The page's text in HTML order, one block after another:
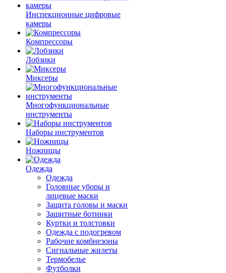
Инспекционные цифровые
камеры
Компрессоры
Лобзики
Миксеры
Многофункциональные
инструменты
Наборы инструментов
Ножницы
Одежда
Одежда
Головные уборы и
лицевые маски
Защита головы и маски
Защитные ботинки
Куртки и толстовки
Одежда с подогревом
Рабочие комбнезоны
Сигнальные жилеты
Термобелье
Футболки